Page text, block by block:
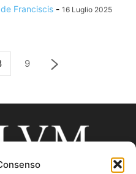
Franciscis - 16 Luglio 2025
9